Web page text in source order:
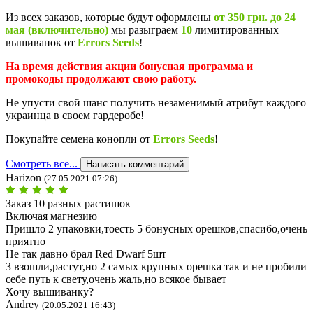
Из всех заказов, которые будут оформлены от 350 грн. до 24
мая (включительно) мы разыграем 10 лимитированных
вышиванок от Errors Seeds!
На время действия акции бонусная программа и
промокоды продолжают свою работу.
Не упусти свой шанс получить незаменимый атрибут каждого
украинца в своем гардеробе!
Покупайте семена конопли от Errors Seeds!
Смотреть все... Написать комментарий
Harizon (27.05.2021 07:26)
Заказ 10 разных растишок
Включая магнезию
Пришло 2 упаковки,тоесть 5 бонусных орешков,спасибо,очень
приятно
Не так давно брал Red Dwarf 5шт
3 взошли,растут,но 2 самых крупных орешка так и не пробили
себе путь к свету,очень жаль,но всякое бывает
Хочу вышиванку?
Andrey (20.05.2021 16:43)